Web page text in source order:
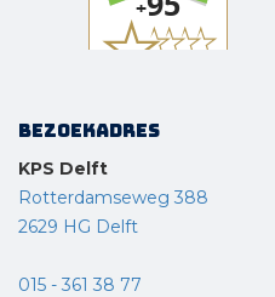
Bezoekadres
KPS Delft
Rotterdamseweg 388
2629 HG Delft
015 - 361 38 77